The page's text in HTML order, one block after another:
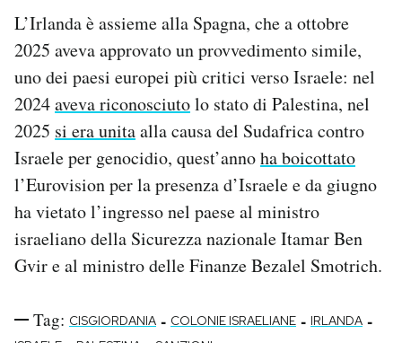
L’Irlanda è assieme alla Spagna, che a ottobre
2025 aveva approvato un provvedimento simile,
uno dei paesi europei più critici verso Israele: nel
2024aveva riconosciutolo stato di Palestina, nel
2025 si era unitaalla causa del Sudafrica contro
Israele per genocidio, quest’annoha boicottato
l’Eurovision per la presenza d’Israele e da giugno
ha vietato l’ingresso nel paese al ministro
israeliano della Sicurezza nazionale Itamar Ben
Gvir e al ministro delle Finanze Bezalel Smotrich.
Tag: CISGIORDANIA - COLONIE ISRAELIANE - IRLANDA -